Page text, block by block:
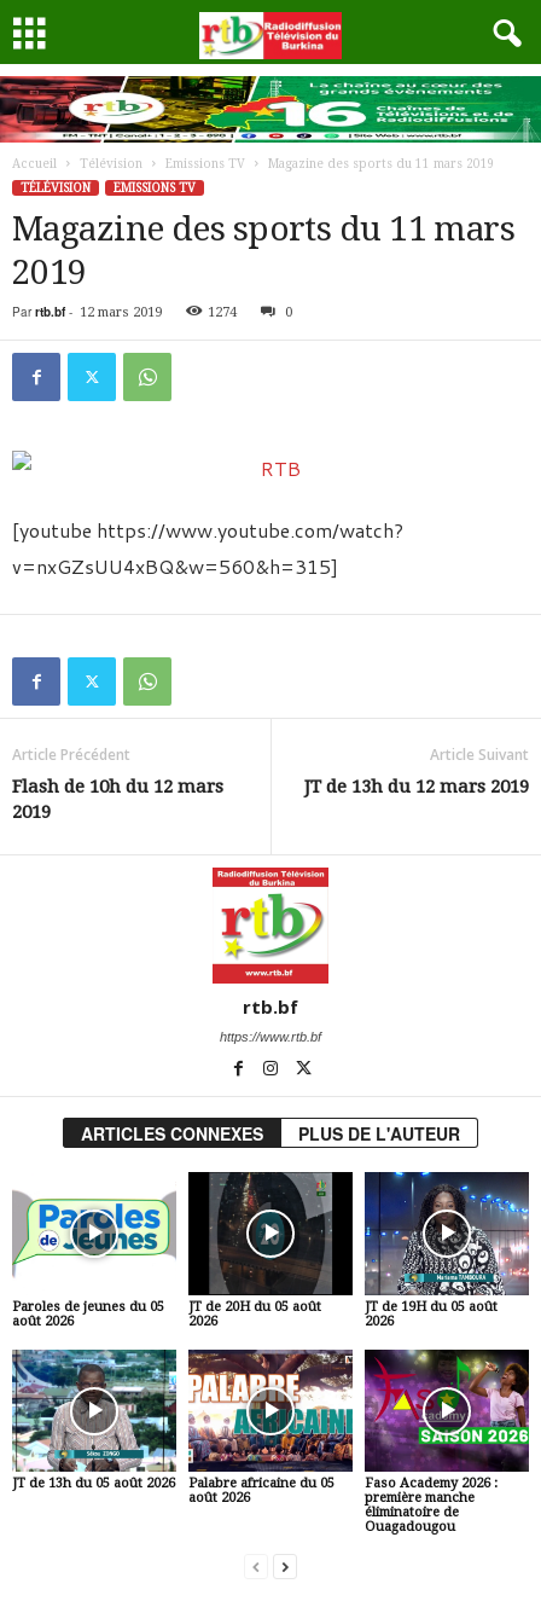
Accueil Télévision Emissions TV
Magazine des sports du 11 mars 2019
TÉLÉVISION
EMISSIONS TV
Magazine des sports du 11 mars
2019
Par rtb.bf- 12 mars 2019 1274 0
[youtube https://www.youtube.com/watch?
v=nxGZsUU4xBQ&w=560&h=315]
Article Précédent
Flash de 10h du 12 mars
2019
Article Suivant
JT de 13h du 12 mars 2019
rtb.bf
https://www.rtb.bf
ARTICLES CONNEXES PLUS DE L'AUTEUR
Paroles de jeunes du 05
août 2026
JT de 20H du 05 août
2026
JT de 19H du 05 août
2026
JT de 13h du 05 août 2026
Palabre africaine du 05
août 2026
Faso Academy 2026 :
première manche
éliminatoire de
Ouagadougou